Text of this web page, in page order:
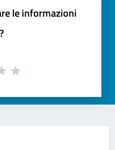
le informazioni